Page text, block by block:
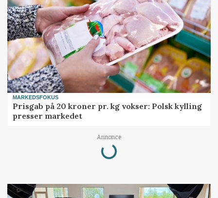
MARKEDSFOKUS
Prisgab på 20 kroner pr. kg vokser: Polsk kylling
presser markedet
Annonce
Loading...